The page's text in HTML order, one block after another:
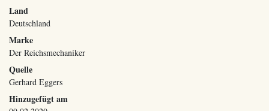
Land
Deutschland
Marke
Der Reichsmechaniker
Quelle
Gerhard Eggers
Hinzugefügt am